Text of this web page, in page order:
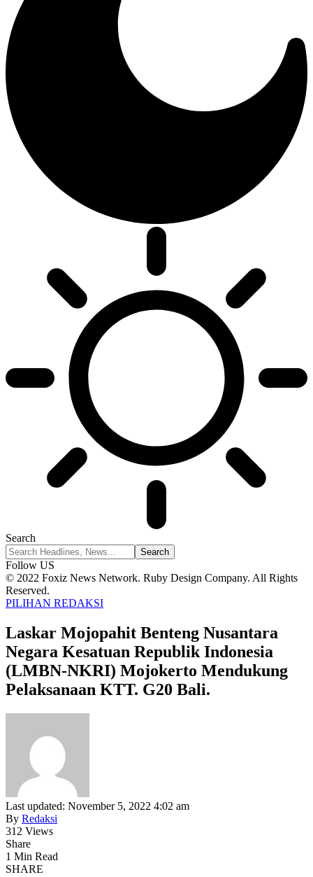
Search
Follow US
© 2022 Foxiz News Network. Ruby Design Company. All Rights
Reserved.
PILIHAN REDAKSI
Laskar Mojopahit Benteng Nusantara
Negara Kesatuan Republik Indonesia
(LMBN-NKRI) Mojokerto Mendukung
Pelaksanaan KTT. G20 Bali.
Last updated: November 5, 2022 4:02 am
By Redaksi
312 Views
Share
1 Min Read
SHARE